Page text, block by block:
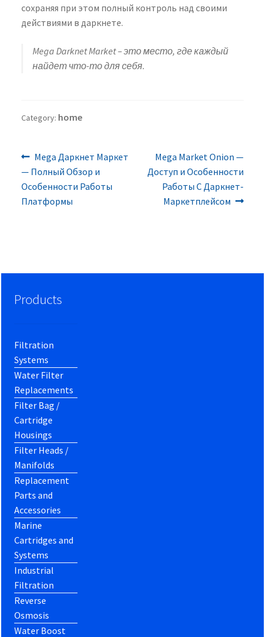
сохраняя при этом полный контроль над своими
действиями в даркнете.
Mega Darknet Market – это место, где каждый
найдет что-то для себя.
Category: home
Post
navigation
Previous
post:
Mega Даркнет Маркет
— Полный Обзор и
Особенности Работы
Платформы
Next
post:
Mega Market Onion —
Доступ и Особенности
Работы С Даркнет-
Маркетплейсом
Products
Filtration
Systems
Water Filter
Replacements
Filter Bag /
Cartridge
Housings
Filter Heads /
Manifolds
Replacement
Parts and
Accessories
Marine
Cartridges and
Systems
Industrial
Filtration
Reverse
Osmosis
Water Boost